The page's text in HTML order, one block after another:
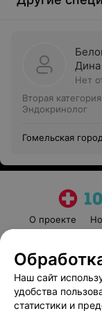
Нет
Вторая категория
Эндокринолог
Гомельская
О проекте
Наш сайт
удобства
статистики и